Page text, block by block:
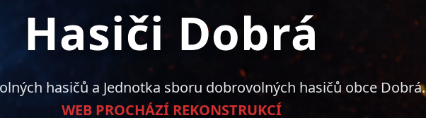
Hasiči Dobrá
hasičů a Jednotka sboru dobrovolných hasičů obce Dobrá.
WEB PROCHÁZÍ REKONSTRUKCÍ